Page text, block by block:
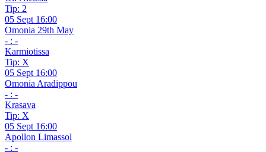
Tip: 2
05 Sept 16:00
Omonia 29th May
- : -
Karmiotissa
Tip: X
05 Sept 16:00
Omonia Aradippou
- : -
Krasava
Tip: X
05 Sept 16:00
Apollon Limassol
- : -